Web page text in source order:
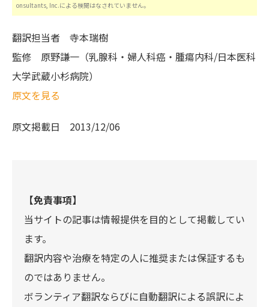
onsultants, Inc.による検閲はなされていません。
翻訳担当者 寺本瑞樹
監修 原野謙一（乳腺科・婦人科癌・腫瘍内科/日本医科
大学武蔵小杉病院）
原文を見る
原文掲載日 2013/12/06
【免責事項】
当サイトの記事は情報提供を目的として掲載してい
ます。
翻訳内容や治療を特定の人に推奨または保証するも
のではありません。
ボランティア翻訳ならびに自動翻訳による誤訳によ